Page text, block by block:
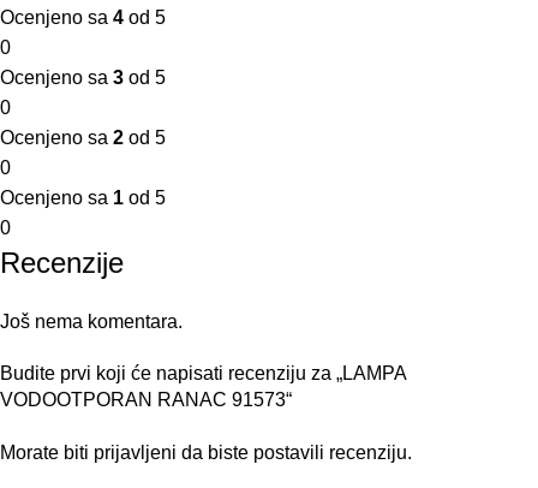
Ocenjeno sa 4 od 5
0
Ocenjeno sa 3 od 5
0
Ocenjeno sa 2 od 5
0
Ocenjeno sa 1 od 5
0
Recenzije
Još nema komentara.
Budite prvi koji će napisati recenziju za „LAMPA
VODOOTPORAN RANAC 91573“
Morate biti prijavljeni da biste postavili recenziju.